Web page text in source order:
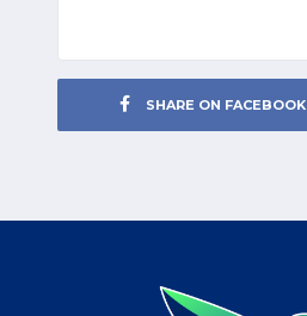
SHARE ON FACEBOOK